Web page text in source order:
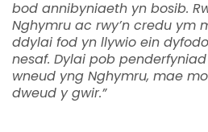
bod annibyniaeth yn bosib.
Nghymru ac rwy’n credu ym
ddylai fod yn llywio ein
nesaf. Dylai pob
wneud yng Nghymru, mae
dweud y gwir.”